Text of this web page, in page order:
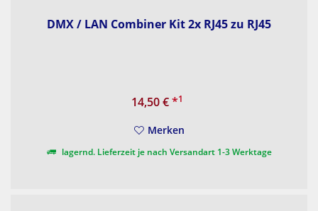
DMX / LAN Combiner Kit 2x RJ45 zu RJ45
14,50 €*1
Merken
lagernd. Lieferzeit je nach Versandart 1-3 Werktage